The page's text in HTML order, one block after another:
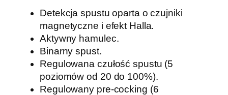
Detekcja spustu oparta o czujniki
magnetyczne i efekt Halla.
Aktywny hamulec.
Binarny spust.
Regulowana czułość spustu (5
poziomów od 20 do 100%).
Regulowany pre-cocking (6